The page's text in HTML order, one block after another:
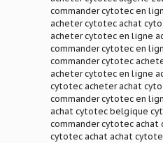
commander cytotec en
acheter cytotec achat
acheter cytotec en ligne
commander cytotec en
commander cytotec
acheter cytotec en ligne
cytotec acheter achat
commander cytotec en
achat cytotec belgique
commander cytotec
cytotec achat achat